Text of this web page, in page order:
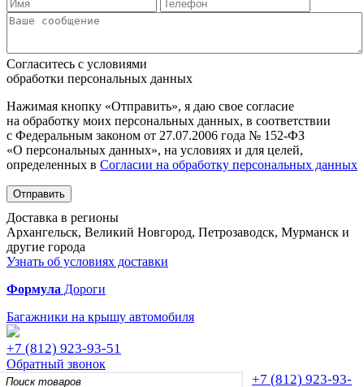
Согласитесь с условиями
обработки персональных данных
Нажимая кнопку «Отправить», я даю свое согласие
на обработку моих персональных данных, в соответствии
с Федеральным законом от 27.07.2006 года № 152-ФЗ
«О персональных данных», на условиях и для целей,
определенных в Согласии на обработку персональных данных
Отправить
Доставка в регионы
Архангельск, Великий Новгород, Петрозаводск, Мурманск и
другие города
Узнать об условиях доставки
Формула Дороги
Багажники на крышу автомобиля
+7 (812) 923-93-51
Обратный звонок
+7 (812) 923-93-